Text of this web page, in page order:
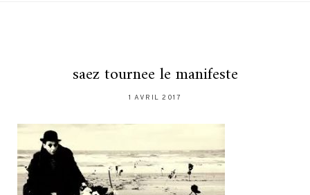
saez tournee le manifeste
1 AVRIL 2017